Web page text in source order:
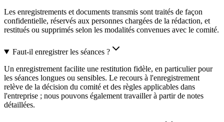
Les enregistrements et documents transmis sont traités de façon
confidentielle, réservés aux personnes chargées de la rédaction, et
restitués ou supprimés selon les modalités convenues avec le comité.
Faut-il enregistrer les séances ?
Un enregistrement facilite une restitution fidèle, en particulier pour
les séances longues ou sensibles. Le recours à l'enregistrement
relève de la décision du comité et des règles applicables dans
l'entreprise ; nous pouvons également travailler à partir de notes
détaillées.